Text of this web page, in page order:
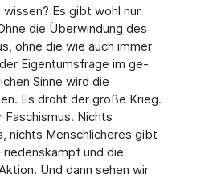
Es gibt wohl nur
die Überwindung des
ohne die wie auch immer
Eigentumsfrage im ge­
Sinne wird die
Es droht der große Krieg.
Faschismus. Nichts
nichts Menschlicheres gibt
und die
Und dann sehen wir